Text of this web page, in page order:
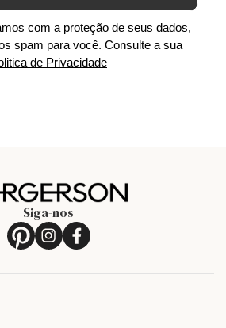
com a proteção de seus dados,
spam para você. Consulte a sua
de Privacidade
Siga-nos